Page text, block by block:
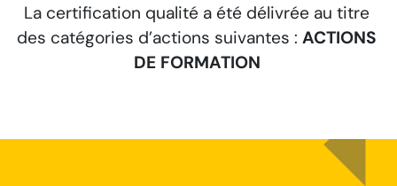
La certification qualité a été délivrée au titre
des catégories d’actions suivantes : ACTIONS
DE FORMATION